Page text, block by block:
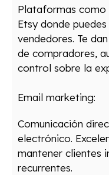
Plataformas como
Etsy donde
vendedores. Te
de compradores,
control sobre la
Email marketing:
Comunicación
electrónico.
mantener clientes
recurrentes.